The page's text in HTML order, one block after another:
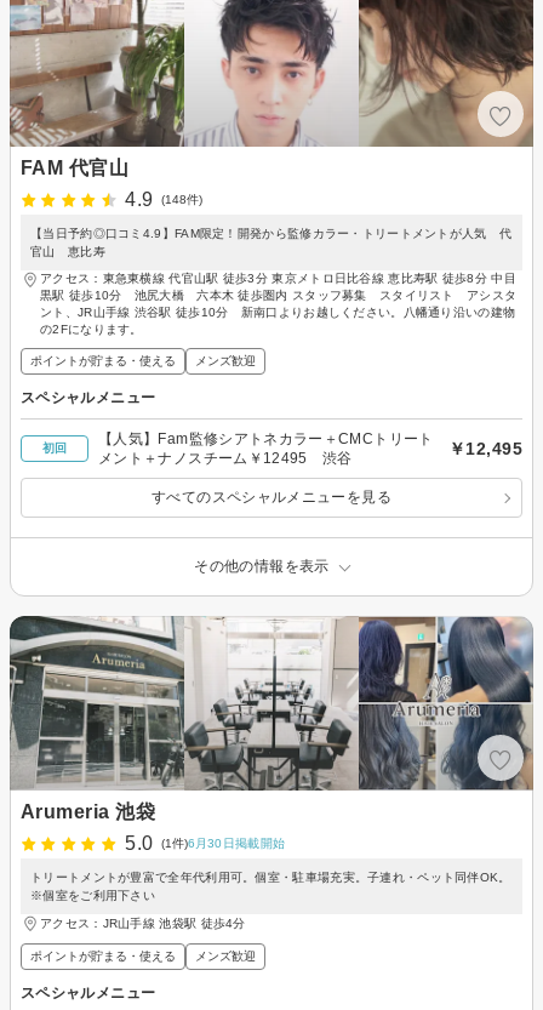
FAM 代官山
4.9
(148件)
【当日予約◎口コミ4.9】FAM限定！開発から監修カラー・トリートメントが人気 代
官山 恵比寿
アクセス：東急東横線 代官山駅 徒歩3分 東京メトロ日比谷線 恵比寿駅 徒歩8分 中目
黒駅 徒歩10分 池尻大橋 六本木 徒歩圏内 スタッフ募集 スタイリスト アシスタ
ント、JR山手線 渋谷駅 徒歩10分 新南口よりお越しください。八幡通り沿いの建物
の2Fになります。
ポイントが貯まる・使える メンズ歓迎
スペシャルメニュー
初回
【人気】Fam監修シアトネカラー＋CMCトリート
メント＋ナノスチーム￥12495 渋谷
￥12,495
すべてのスペシャルメニューを見る
その他の情報を表示
Arumeria 池袋
5.0
(1件)6月30日掲載開始
トリートメントが豊富で全年代利用可。個室・駐車場充実。子連れ・ペット同伴OK。
※個室をご利用下さい
アクセス：JR山手線 池袋駅 徒歩4分
ポイントが貯まる・使える メンズ歓迎
スペシャルメニュー